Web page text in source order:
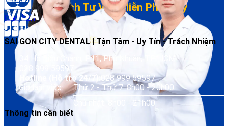
Đặt Lịch Tư Vấn Miễn Phí Ngay
Đặt lịch
SAI GON CITY DENTAL | Tận Tâm - Uy Tín - Trách Nhiệm
34 Hồ Biểu Chánh, P.11, Phú Nhuận, TP. HCM
028 999 59597
Hotline (Hỗ trợ 24/7): 028 999 59597
Giờ làm việc:
Thứ 2 - Thứ 7: 8h00 - 20h00
Chủ nhật: 8h00 - 21h00
Thông tin cần biết